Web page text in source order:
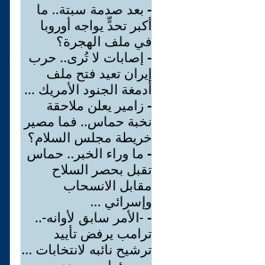
- بعد صدمة سبتة.. ما
أكبر تحدٍّ يواجه أوروبا
في ملف الهجرة؟
- إصابات لا تُرى.. حرب
إيران تعيد فتح ملف
أدمغة الجنود الأمريك ...
- زامير يعلن ملاحقة
نخبة حماس.. فما مصير
خريطة مجلس السلام؟
- ما وراء الخبر.. حماس
تقبل بحصر السلاح
مقابل الانسحاب
وإسرائي ...
- -الأمر سابق لأوانه-..
ترامب يرفض تأييد
ترشيح نائبه لانتخابات ...